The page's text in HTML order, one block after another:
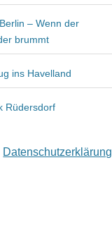
– Wenn der
brummt
ins Havelland
Rüdersdorf
Datenschutzerklärung